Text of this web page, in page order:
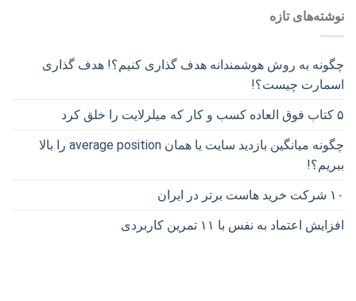
نوشته‌های تازه
چگونه به روش هوشمندانه هدف گذاری کنیم؟! هدف گذاری
اسمارت چیست؟!
۵ کتاب فوق العاده کسب و کار که میلرلایت را خلق کرد
چگونه میانگین بازدید سایت یا همان average position را بالا
ببریم؟!
۱۰ شرکت خرید هاست برتر در ایران
افزایش اعتماد به نفس با ۱۱ تمرین کاربردی